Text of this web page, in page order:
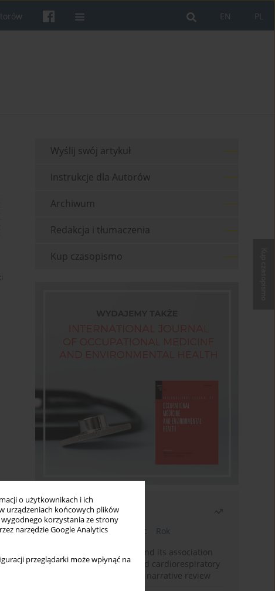
o użytkownikach i ich
urządzeniach końcowych plików
wygodnego korzystania ze strony
narzędzie Google Analytics
przeglądarki może wpłynąć na
PL
EN
Wyślij swój artykuł
Instrukcje dla Autorów
Archiwum
Redakcja i tłumaczenia
Kup czasopismo
Najczęściej czytane
Bieżący numer Miesiąc
Rok
Occupational burnout and its association
with physical activity and cardiorespiratory
fitness among nurses: a narrative review